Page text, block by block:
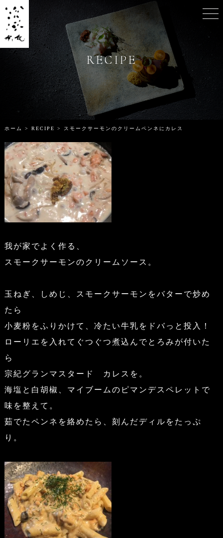
RECIPE
CART
MY PAGE
RECIPE
ホーム > RECIPE > スモークサーモンのクリームペンネにカレス
我が家でよく作る、
スモークサーモンのクリームソース。
玉ねぎ、しめじ、スモークサーモンをバターで炒め
たら
小麦粉をふりかけて、冷たい牛乳をドバっと投入！
ローリエを入れてぐつぐつ煮込んでとろみが付いた
ら
宗紀グランマスタード カレスを。
海塩と白胡椒、マイブームのピマンデスペレットで
味を整えて。
茹でたペンネを絡めたら、刻んだディルをたっぷ
り。